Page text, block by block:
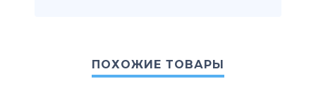
ПОХОЖИЕ ТОВАРЫ